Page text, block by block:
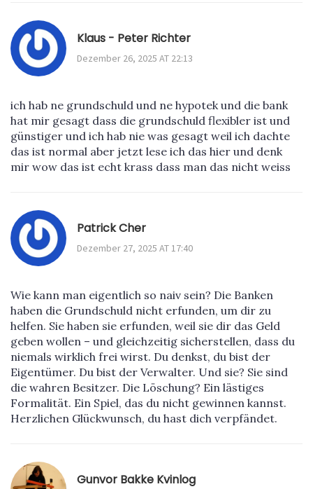
Klaus - Peter Richter
Dezember 26, 2025 AT 22:13
ich hab ne grundschuld und ne hypotek und die bank
hat mir gesagt dass die grundschuld flexibler ist und
günstiger und ich hab nie was gesagt weil ich dachte
das ist normal aber jetzt lese ich das hier und denk
mir wow das ist echt krass dass man das nicht weiss
Patrick Cher
Dezember 27, 2025 AT 17:40
Wie kann man eigentlich so naiv sein? Die Banken
haben die Grundschuld nicht erfunden, um dir zu
helfen. Sie haben sie erfunden, weil sie dir das Geld
geben wollen – und gleichzeitig sicherstellen, dass du
niemals wirklich frei wirst. Du denkst, du bist der
Eigentümer. Du bist der Verwalter. Und sie? Sie sind
die wahren Besitzer. Die Löschung? Ein lästiges
Formalität. Ein Spiel, das du nicht gewinnen kannst.
Herzlichen Glückwunsch, du hast dich verpfändet.
Gunvor Bakke Kvinlog